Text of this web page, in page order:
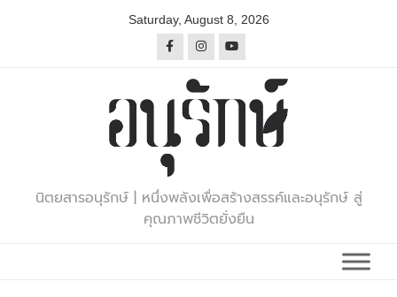
Saturday, August 8, 2026
นิตยสารอนุรักษ์ | หนึ่งพลังเพื่อสร้างสรรค์และอนุรักษ์ สู่
คุณภาพชีวิตยั่งยืน